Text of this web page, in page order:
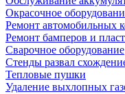
Окрасочное
Ремонт автомобильных
Ремонт бамперов и
Сварочное оборудование
Стенды развал
Тепловые пушки
Удаление выхлопных